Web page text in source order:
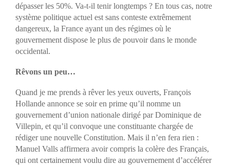
dépasser les 50%. Va-t-il tenir longtemps ? En tous cas, notre
système politique actuel est sans conteste extrêmement
dangereux, la France ayant un des régimes où le
gouvernement dispose le plus de pouvoir dans le monde
occidental.
Rêvons un peu…
Quand je me prends à rêver les yeux ouverts, François
Hollande annonce se soir en prime qu’il nomme un
gouvernement d’union nationale dirigé par Dominique de
Villepin, et qu’il convoque une constituante chargée de
rédiger une nouvelle Constitution. Mais il n’en fera rien :
Manuel Valls affirmera avoir compris la colère des Français,
qui ont certainement voulu dire au gouvernement d’accélérer